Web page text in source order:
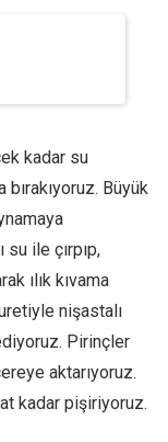
kadar su
Büyük
ile çırpıp,
ılık kıvama
nişastalı
Pirinçler
aktarıyoruz.
kadar pişiriyoruz.